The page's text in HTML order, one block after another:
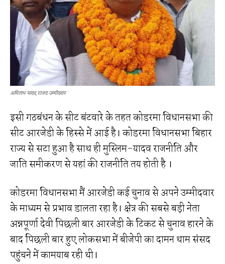
अमिताभ यादव,राजद उम्मीदवार
इसी गठबंधन के सीट बंटवारे के तहत कोडरमा विधानसभा की
सीट आरजेडी के हिस्से में आई है। कोडरमा विधानसभा बिहार
राज्य से सटा हुआ है साथ ही मुस्लिम-यादव राजनीति और
जाति समीकरण से यहां की राजनीति तय होती है ।
कोडरमा विधानसभा मैं आरजेडी कई चुनाव से अपने उम्मीदवार
के माध्यम से प्रभाव डालता रहा है। क्षेत्र की सबसे बड़ी नेता
अन्नपूर्णा देवी पिछली बार आरजेडी के टिकट से चुनाव हारने के
बाद पिछली बार हुए लोकसभा में बीजेपी का दामन थाम संसद
पहुंचने में कामयाब रही थी।